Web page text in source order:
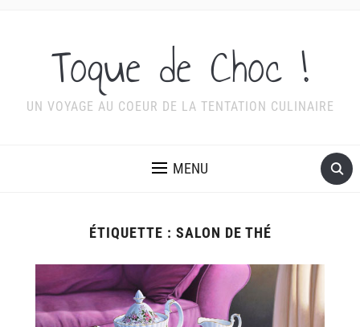
Toque de Choc !
UN VOYAGE AU COEUR DE LA TENTATION CULINAIRE
MENU
ÉTIQUETTE : SALON DE THÉ